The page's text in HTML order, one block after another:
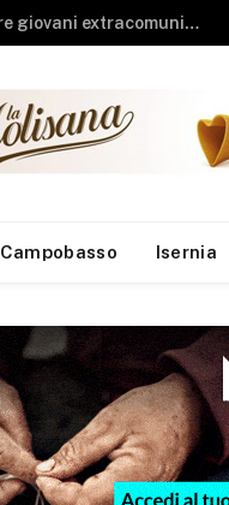
Guardia di Finanza, arrivano sei neo finanzieri al Reparto Aeronavale di Termoli
Campobasso Isernia